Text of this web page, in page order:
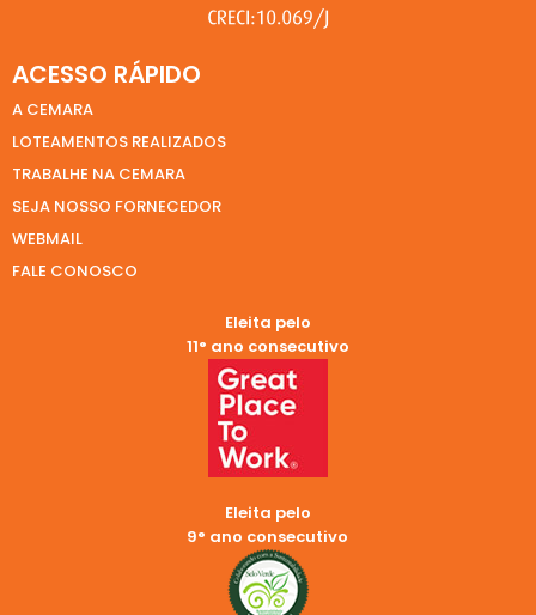
ACESSO RÁPIDO
A CEMARA
LOTEAMENTOS REALIZADOS
TRABALHE NA CEMARA
SEJA NOSSO FORNECEDOR
WEBMAIL
FALE CONOSCO
Eleita pelo
11° ano consecutivo
Eleita pelo
9° ano consecutivo